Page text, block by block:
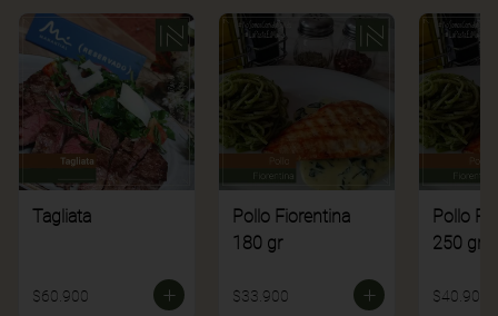
Tagliata
$60.900
Pollo Fiorentina
180 gr
$33.900
Pollo
250 gr
$40.900